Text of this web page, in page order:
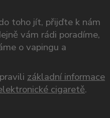
toho jít, přijďte k nám
vám rádi poradíme,
o vapingu a
základní informace
cigaretě.